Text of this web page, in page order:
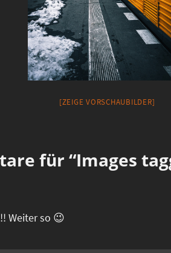
[ZEIGE VORSCHAUBILDER]
für “Images
Weiter so 😉